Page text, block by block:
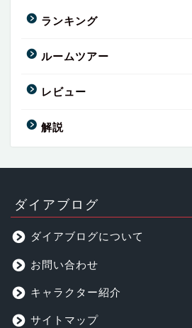
ランキング
ルームツアー
レビュー
解説
ダイアブログ
ダイアブログについて
お問い合わせ
キャラクター紹介
サイトマップ